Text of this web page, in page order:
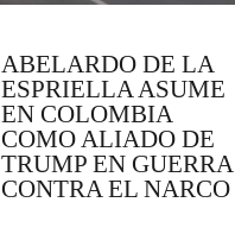
ABELARDO DE LA
ESPRIELLA ASUME
EN COLOMBIA
COMO ALIADO DE
TRUMP EN GUERRA
CONTRA EL NARCO